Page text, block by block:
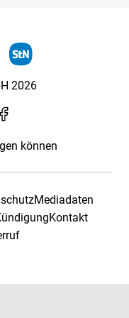
2026
können
Mediadaten
Kontakt